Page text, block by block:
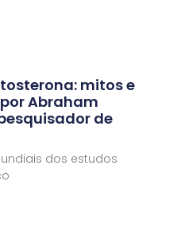
mitos e
Abraham
de
dos estudos